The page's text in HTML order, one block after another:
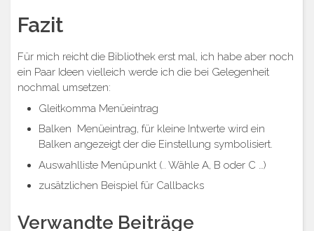
Fazit
Für mich reicht die Bibliothek erst mal, ich habe aber noch
ein Paar Ideen vielleich werde ich die bei Gelegenheit
nochmal umsetzen:
Gleitkomma Menüeintrag
Balken Menüeintrag, für kleine Intwerte wird ein
Balken angezeigt der die Einstellung symbolisiert.
Auswahlliste Menüpunkt (.. Wähle A, B oder C …)
zusätzlichen Beispiel für Callbacks
Verwandte Beiträge